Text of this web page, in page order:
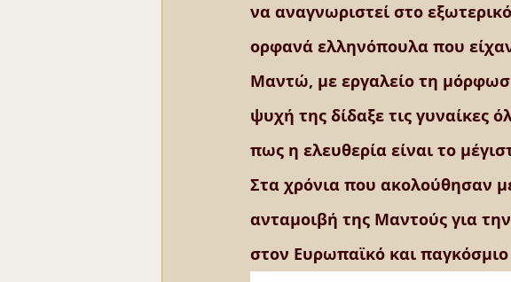
να αναγνωριστεί στο
ορφανά ελληνόπουλα που
Μαντώ, με εργαλείο τη
ψυχή της δίδαξε τις γυναίκες
πως η ελευθερία είναι το
Στα χρόνια που ακολούθησαν
ανταμοιβή της Μαντούς για
στον Ευρωπαϊκό και παγκόσμιο